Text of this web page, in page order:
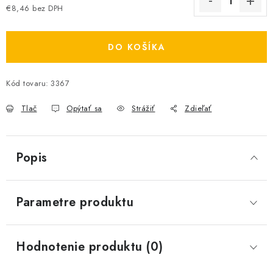
€8,46 bez DPH
DO KOŠÍKA
Kód tovaru: 3367
Tlač Opýtať sa Strážiť Zdieľať
Popis
Parametre produktu
Hodnotenie produktu (0)